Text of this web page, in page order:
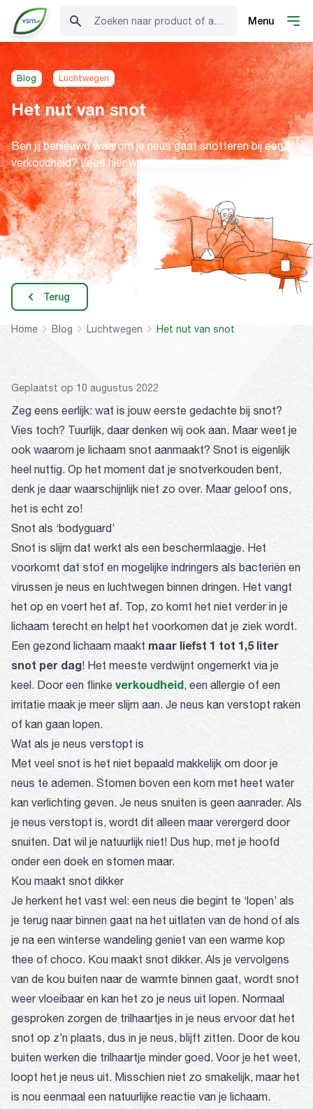
Zoeken naar product of advies Menu
Blog Luchtwegen
Het nut van snot
Ben jij benieuwd waarom je neus gaat snotteren bij een
verkoudheid? Lees hier wat het nut van snot is!
Terug
Home Blog Luchtwegen Het nut van snot
Geplaatst op 10 augustus 2022
Zeg eens eerlijk: wat is jouw eerste gedachte bij snot?
Vies toch? Tuurlijk, daar denken wij ook aan. Maar weet je
ook waarom je lichaam snot aanmaakt? Snot is eigenlijk
heel nuttig. Op het moment dat je snotverkouden bent,
denk je daar waarschijnlijk niet zo over. Maar geloof ons,
het is echt zo!
Snot als ‘bodyguard’
Snot is slijm dat werkt als een beschermlaagje. Het
voorkomt dat stof en mogelijke indringers als bacteriën en
virussen je neus en luchtwegen binnen dringen. Het vangt
het op en voert het af. Top, zo komt het niet verder in je
lichaam terecht en helpt het voorkomen dat je ziek wordt.
Een gezond lichaam maakt maar liefst 1 tot 1,5 liter
snot per dag! Het meeste verdwijnt ongemerkt via je
keel. Door een flinke verkoudheid, een allergie of een
irritatie maak je meer slijm aan. Je neus kan verstopt raken
of kan gaan lopen.
Wat als je neus verstopt is
Met veel snot is het niet bepaald makkelijk om door je
neus te ademen. Stomen boven een kom met heet water
kan verlichting geven. Je neus snuiten is geen aanrader. Als
je neus verstopt is, wordt dit alleen maar verergerd door
snuiten. Dat wil je natuurlijk niet! Dus hup, met je hoofd
onder een doek en stomen maar.
Kou maakt snot dikker
Je herkent het vast wel: een neus die begint te ‘lopen’ als
je terug naar binnen gaat na het uitlaten van de hond of als
je na een winterse wandeling geniet van een warme kop
thee of choco. Kou maakt snot dikker. Als je vervolgens
van de kou buiten naar de warmte binnen gaat, wordt snot
weer vloeibaar en kan het zo je neus uit lopen. Normaal
gesproken zorgen de trilhaartjes in je neus ervoor dat het
snot op z’n plaats, dus in je neus, blijft zitten. Door de kou
buiten werken die trilhaartje minder goed. Voor je het weet,
loopt het je neus uit. Misschien niet zo smakelijk, maar het
is nou eenmaal een natuurlijke reactie van je lichaam.